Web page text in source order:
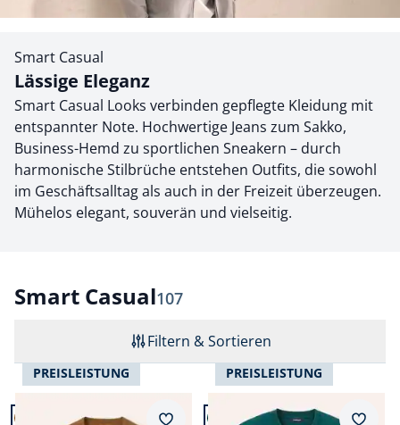
Smart Casual
Lässige Eleganz
Smart Casual Looks verbinden gepflegte Kleidung mit
entspannter Note. Hochwertige Jeans zum Sakko,
Business-Hemd zu sportlichen Sneakern – durch
harmonische Stilbrüche entstehen Outfits, die sowohl
im Geschäftsalltag als auch in der Freizeit überzeugen.
Mühelos elegant, souverän und vielseitig.
Smart CasualErgebnisse
107
Filtern & Sortieren
Artikel 1 von 24.
PREISLEISTUNG
+12
Artikel 2 von 24.
PREISLEISTUNG
+5